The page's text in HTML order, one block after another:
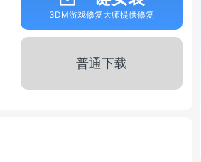
3DM游戏修复大师提供修复
普通下载